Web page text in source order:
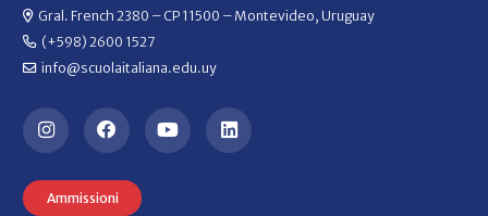
Gral. French 2380 – CP 11500 – Montevideo, Uruguay
(+598) 2600 1527
info@scuolaitaliana.edu.uy
Ammissioni